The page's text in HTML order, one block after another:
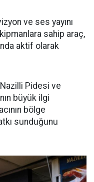
ve ses yayını
sahip araç,
aktif olarak
Pidesi ve
büyük ilgi
bölge
sunduğunu